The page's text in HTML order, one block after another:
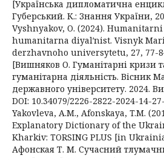
[Українська дипломатична
Губерський. К.: Знання України,
Vyshnyakov, O. (2024).
humanitarna diyalʹnist. Visnyk
derzhavnoho universytetu, 27, 77-
[Вишняков О. Гуманітарні кризи
гуманітарна діяльність. Вісник
державного університету. 2024.
DOI: 10.34079/2226-2822-2024-14-
Yakovleva, A.M., Afonskaya, T.M.
Explanatory Dictionary of the
Kharkiv: TORSING PLUS [in
Афонская Т. М. Сучасний